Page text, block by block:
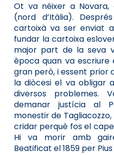
Ot va néixer a Novara,
(nord d’Itàlia).
cartoixà va ser enviat
fundar la cartoixa
major part de la seva
època quan va escriure
gran però, i essent prior
la diòcesi el va obligar
diversos
demanar justícia al
monestir de
cridar perquè fos el
Hi va morir amb
Beatificat el 1859 per Pius